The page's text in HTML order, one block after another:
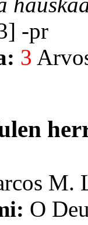
-pr
3
M.
O